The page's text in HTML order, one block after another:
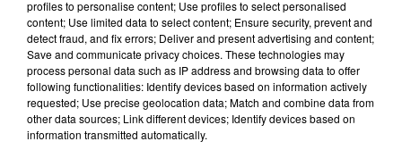
0:00 2 min 39 sec
24 avril 2025 - 2 min 39 sec
MORNING SHOW 07H36 du 24.04.2025
profiles to personalise content; Use profiles to select personalised
content; Use limited data to select content; Ensure security, prevent and
detect fraud, and fix errors; Deliver and present advertising and content;
Save and communicate privacy choices. These technologies may
process personal data such as IP address and browsing data to offer
following functionalities: Identify devices based on information actively
requested; Use precise geolocation data; Match and combine data from
other data sources; Link different devices; Identify devices based on
information transmitted automatically.